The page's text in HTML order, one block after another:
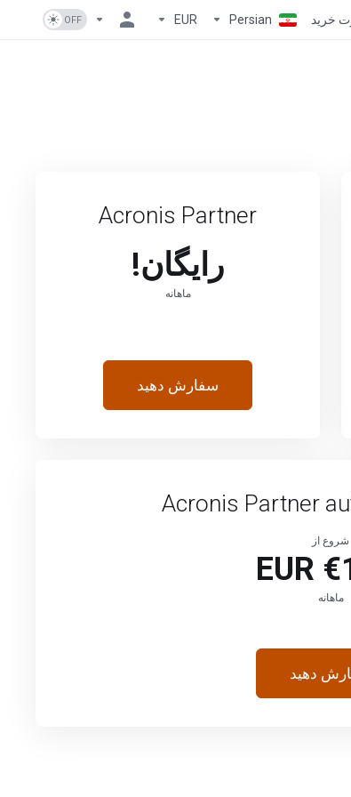
خرید Persian
EUR
Acronis Partner
رایگان!
ماهانه
سفارش دهید
Acronis Partner
شروع از
ماهانه
دهید